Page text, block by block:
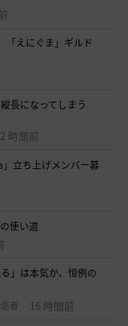
「えにぐま」ギルド
長になってしまう
時間前
立ち上げメンバー募
使い道
」は本気か、恒例の
者 16 時間前